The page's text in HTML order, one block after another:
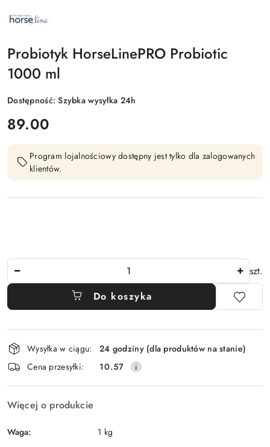
NAZWA
PRODUCENTA:
Probiotyk HorseLinePRO Probiotic
1000 ml
Dostępność:Szybka wysyłka 24h
cena:
89.00
Program lojalnościowy dostępny jest tylko dla zalogowanych
klientów.
szt.
Do koszyka
Dostępność
i
dostawa
Wysyłka w ciągu:
24 godziny (dla produktów na stanie)
Cena przesyłki:
10.57
Więcej o produkcie
Waga: 1 kg